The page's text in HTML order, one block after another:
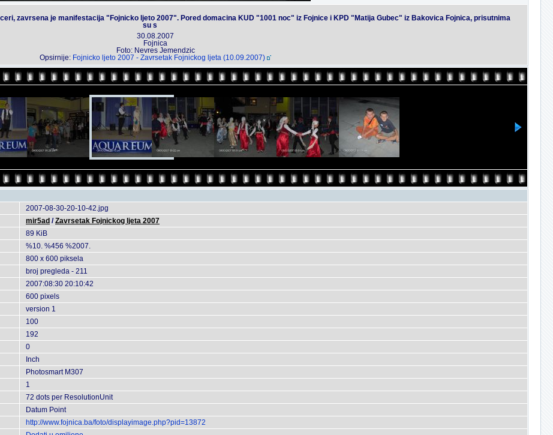
zavrsena je manifestacija "Fojnicko ljeto 2007". Pored domacina KUD "1001 noc" iz Fojnice i KPD "Matija Gubec" iz Bakovica Fojnica, prisutnima
su s
30.08.2007
Fojnica
Foto: Nevres Jemendzic
Opsirnije: Fojnicko ljeto 2007 - Zavrsetak Fojnickog ljeta (10.09.2007)
2007-08-30-20-10-42.jpg
mir5ad /Zavrsetak Fojnickog ljeta 2007
89 KiB
%10. %456 %2007.
800 x 600 piksela
broj pregleda - 211
2007:08:30 20:10:42
600 pixels
version 1
100
192
0
Inch
Photosmart M307
1
72 dots per ResolutionUnit
Datum Point
http://www.fojnica.ba/foto/displayimage.php?pid=13872